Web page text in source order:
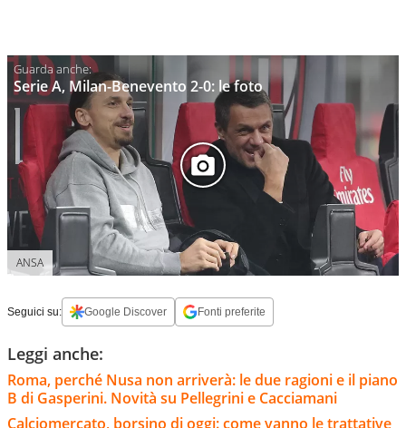
Serie A, Milan-Benevento 2-0: le foto
ANSA
Seguici su: Google Discover Fonti preferite
Leggi anche:
Roma, perché Nusa non arriverà: le due ragioni e il piano
B di Gasperini. Novità su Pellegrini e Cacciamani
Calciomercato, borsino di oggi: come vanno le trattative